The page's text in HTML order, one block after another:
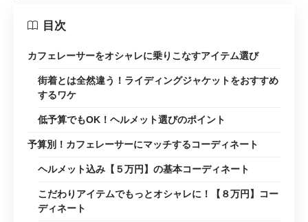
目次
カフェレーサーをオシャレに乗りこなすアイテム選び
街着とは全然違う！ライディングジャケットをおすすめ
するワケ
低予算でもOK！ヘルメット選びのポイント
予算別！カフェレーサーにマッチするコーディネート
ヘルメット込み【５万円】の基本コーディネート
こだわりアイテムでもっとオシャレに！【８万円】コー
ディネート